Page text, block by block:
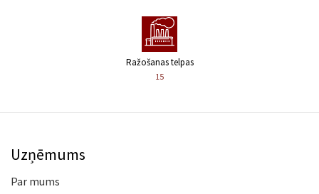
Ražošanas telpas
15
Uzņēmums
Par mums